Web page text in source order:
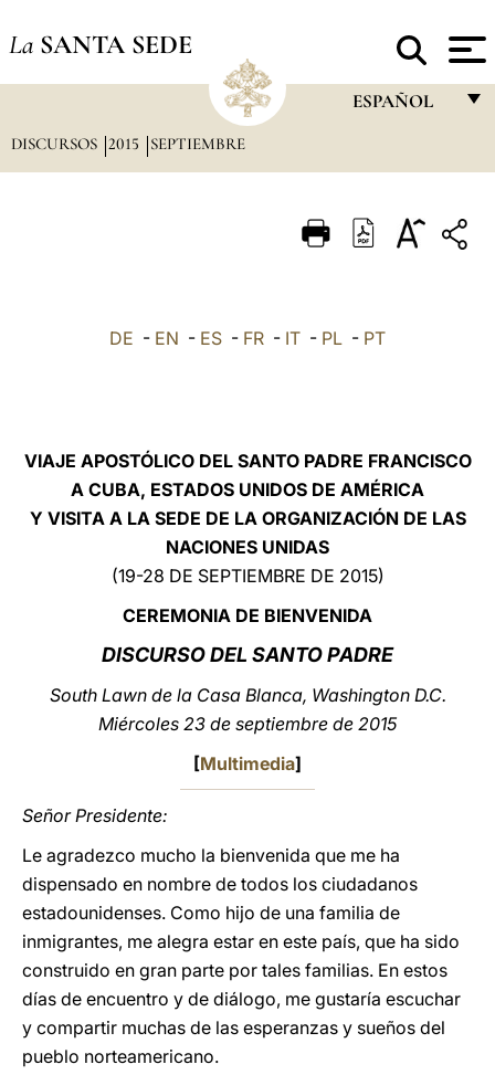
La SANTA SEDE
ESPAÑOL
ITALIANO
中文
LATINE
DISCURSOS 2015 SEPTIEMBRE
DE - EN - ES - FR - IT - PL - PT
VIAJE APOSTÓLICO DEL SANTO PADRE FRANCISCO
A CUBA, ESTADOS UNIDOS DE AMÉRICA
Y VISITA A LA SEDE DE LA ORGANIZACIÓN DE LAS
NACIONES UNIDAS
(19-28 DE SEPTIEMBRE DE 2015)
CEREMONIA DE BIENVENIDA
DISCURSO DEL SANTO PADRE
South Lawn de la Casa Blanca, Washington D.C.
Miércoles 23 de septiembre de 2015
[Multimedia]
Señor Presidente:
Le agradezco mucho la bienvenida que me ha
dispensado en nombre de todos los ciudadanos
estadounidenses. Como hijo de una familia de
inmigrantes, me alegra estar en este país, que ha sido
construido en gran parte por tales familias. En estos
días de encuentro y de diálogo, me gustaría escuchar
y compartir muchas de las esperanzas y sueños del
pueblo norteamericano.